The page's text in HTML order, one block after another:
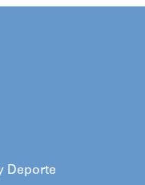
Deporte